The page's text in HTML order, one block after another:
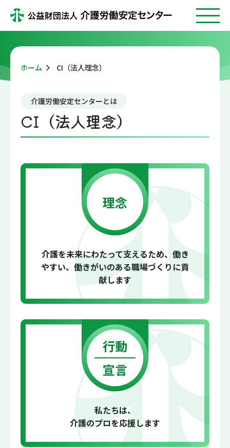
ホーム CI（法人理念）
介護労働安定センターとは
CI（法人理念）
理念
介護を未来にわたって支えるため、 働き
やすい、働きがいのある職場づくりに貢
献します
行動
宣言
私たちは、
介護のプロを応援します